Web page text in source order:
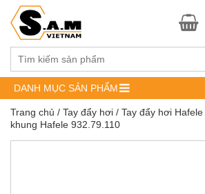
DANH MỤC SẢN PHẨM
Trang chủ / Tay đẩy hơi / Tay đẩy hơi Hafele
khung Hafele 932.79.110